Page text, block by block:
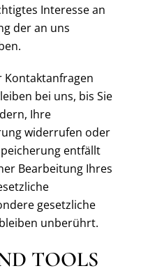
Interesse an
der an uns
Kontaktanfragen
bei uns, bis Sie
Ihre
widerrufen oder
entfällt
Bearbeitung Ihres
gesetzliche
unberührt.
TOOLS